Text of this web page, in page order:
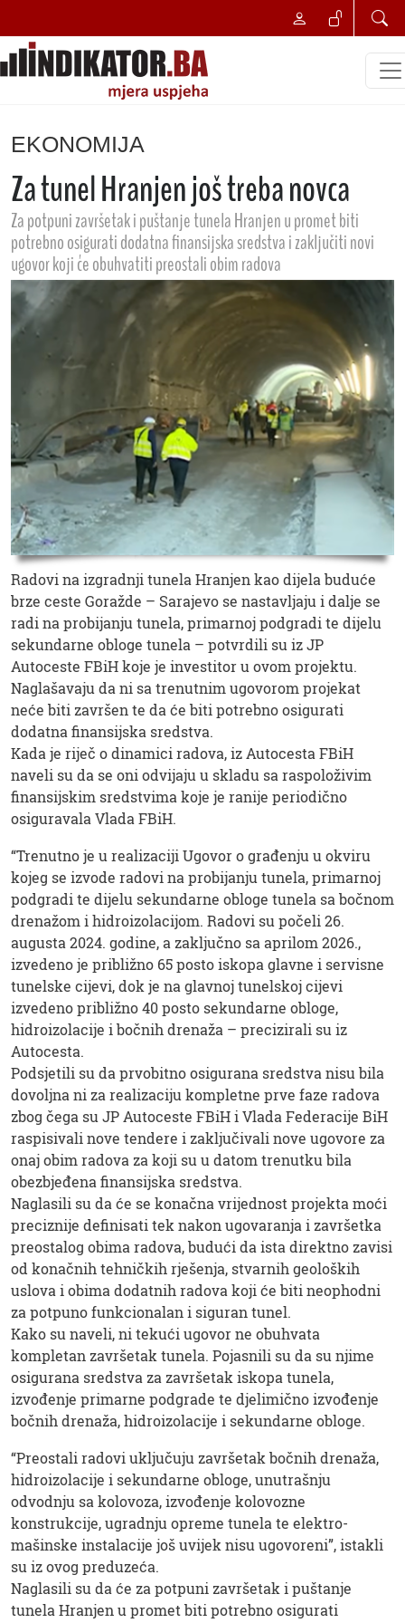
EKONOMIJA
Za tunel Hranjen još treba novca
Za potpuni završetak i puštanje tunela Hranjen u promet biti
potrebno osigurati dodatna finansijska sredstva i zaključiti novi
ugovor koji će obuhvatiti preostali obim radova
Radovi na izgradnji tunela Hranjen kao dijela buduće
brze ceste Goražde – Sarajevo se nastavljaju i dalje se
radi na probijanju tunela, primarnoj podgradi te dijelu
sekundarne obloge tunela – potvrdili su iz JP
Autoceste FBiH koje je investitor u ovom projektu.
Naglašavaju da ni sa trenutnim ugovorom projekat
neće biti završen te da će biti potrebno osigurati
dodatna finansijska sredstva.
Kada je riječ o dinamici radova, iz Autocesta FBiH
naveli su da se oni odvijaju u skladu sa raspoloživim
finansijskim sredstvima koje je ranije periodično
osiguravala Vlada FBiH.
“Trenutno je u realizaciji Ugovor o građenju u okviru
kojeg se izvode radovi na probijanju tunela, primarnoj
podgradi te dijelu sekundarne obloge tunela sa bočnom
drenažom i hidroizolacijom. Radovi su počeli 26.
augusta 2024. godine, a zaključno sa aprilom 2026.,
izvedeno je približno 65 posto iskopa glavne i servisne
tunelske cijevi, dok je na glavnoj tunelskoj cijevi
izvedeno približno 40 posto sekundarne obloge,
hidroizolacije i bočnih drenaža – precizirali su iz
Autocesta.
Podsjetili su da prvobitno osigurana sredstva nisu bila
dovoljna ni za realizaciju kompletne prve faze radova
zbog čega su JP Autoceste FBiH i Vlada Federacije BiH
raspisivali nove tendere i zaključivali nove ugovore za
onaj obim radova za koji su u datom trenutku bila
obezbjeđena finansijska sredstva.
Naglasili su da će se konačna vrijednost projekta moći
preciznije definisati tek nakon ugovaranja i završetka
preostalog obima radova, budući da ista direktno zavisi
od konačnih tehničkih rješenja, stvarnih geoloških
uslova i obima dodatnih radova koji će biti neophodni
za potpuno funkcionalan i siguran tunel.
Kako su naveli, ni tekući ugovor ne obuhvata
kompletan završetak tunela. Pojasnili su da su njime
osigurana sredstva za završetak iskopa tunela,
izvođenje primarne podgrade te djelimično izvođenje
bočnih drenaža, hidroizolacije i sekundarne obloge.
“Preostali radovi uključuju završetak bočnih drenaža,
hidroizolacije i sekundarne obloge, unutrašnju
odvodnju sa kolovoza, izvođenje kolovozne
konstrukcije, ugradnju opreme tunela te elektro-
mašinske instalacije još uvijek nisu ugovoreni”, istakli
su iz ovog preduzeća.
Naglasili su da će za potpuni završetak i puštanje
tunela Hranjen u promet biti potrebno osigurati